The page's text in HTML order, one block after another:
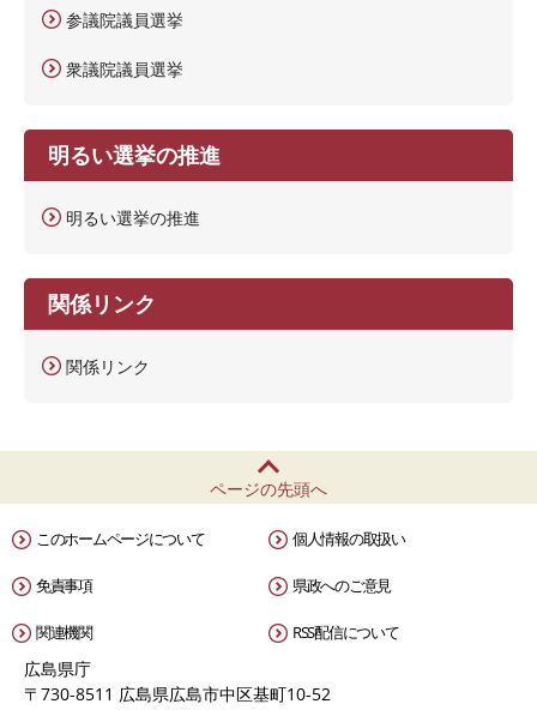
参議院議員選挙
衆議院議員選挙
明るい選挙の推進
明るい選挙の推進
関係リンク
関係リンク
ページの先頭へ
このホームページについて 個人情報の取扱い
免責事項 県政へのご意見
関連機関 RSS配信について
広島県庁
〒730-8511 広島県広島市中区基町10-52